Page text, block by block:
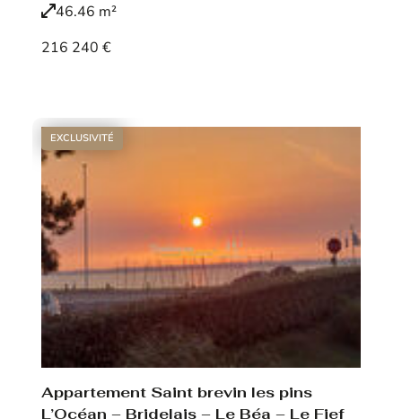
46.46 m²
216 240 €
EXCLUSIVITÉ
Appartement Saint brevin les pins
L’Océan – Bridelais – Le Béa – Le Fief